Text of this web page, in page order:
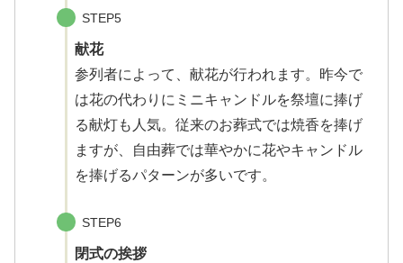
STEP5
献花
参列者によって、献花が行われます。昨今で
は花の代わりにミニキャンドルを祭壇に捧げ
る献灯も人気。従来のお葬式では焼香を捧げ
ますが、自由葬では華やかに花やキャンドル
を捧げるパターンが多いです。
STEP6
閉式の挨拶